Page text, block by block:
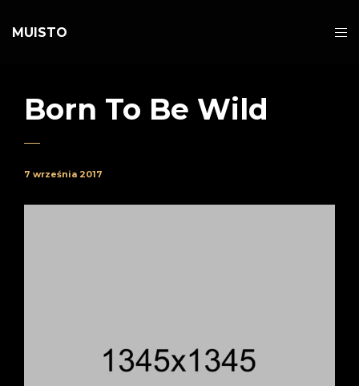
MUISTO
Born To Be Wild
7 września 2017